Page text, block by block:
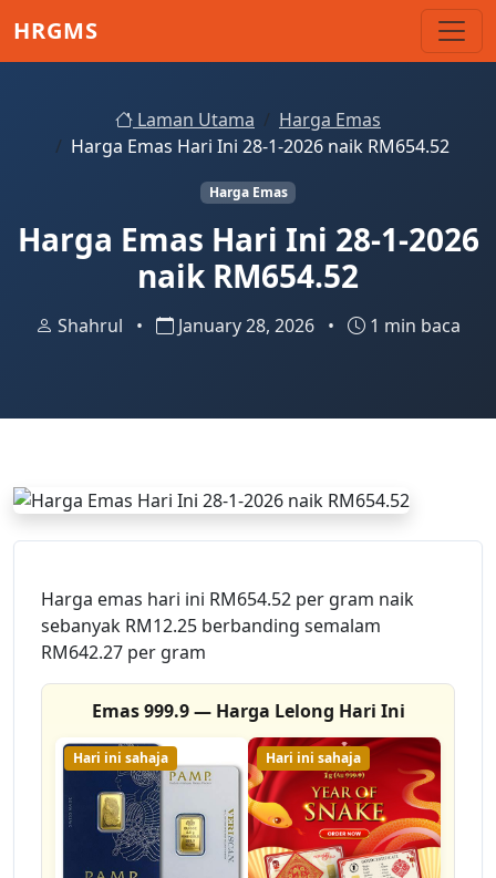
HRGMS
Laman Utama
Harga Emas
Harga Emas Hari Ini 28-1-2026 naik RM654.52
Harga Emas
Harga Emas Hari Ini 28-1-2026
naik RM654.52
Shahrul • January 28, 2026 • 1 min baca
Harga emas hari ini RM654.52 per gram naik
sebanyak RM12.25 berbanding semalam
RM642.27 per gram
Emas 999.9 — Harga Lelong Hari Ini
Hari ini sahaja Hari ini sahaja